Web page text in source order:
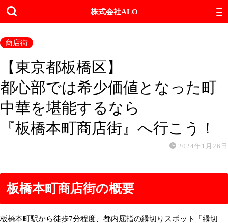
株式会社ALO
商店街
【東京都板橋区】
都心部では希少価値となった町
中華を堪能するなら
『板橋本町商店街』へ行こう！
2024年1月26日
板橋本町商店街の概要
板橋本町駅から徒歩7分程度、都内屈指の縁切りスポット「縁切